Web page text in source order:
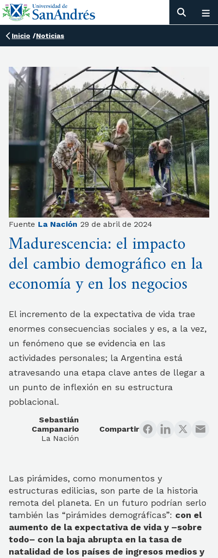
Inicio /Noticias
Fuente La Nación 29 de abril de 2024
Madurescencia: el impacto
del cambio demográfico en la
economía y en los negocios
El incremento de la expectativa de vida trae
enormes consecuencias sociales y es, a la vez,
un fenómeno que se evidencia en las
actividades personales; la Argentina está
atravesando una etapa clave antes de llegar a
un punto de inflexión en su estructura
poblacional.
Sebastián
Campanario
La Nación
Compartir
Las pirámides, como monumentos y
estructuras edilicias, son parte de la historia
remota del planeta. En un futuro podrían serlo
también las “pirámides demográficas”: con el
aumento de la expectativa de vida y –sobre
todo– con la baja abrupta en la tasa de
natalidad de los países de ingresos medios y